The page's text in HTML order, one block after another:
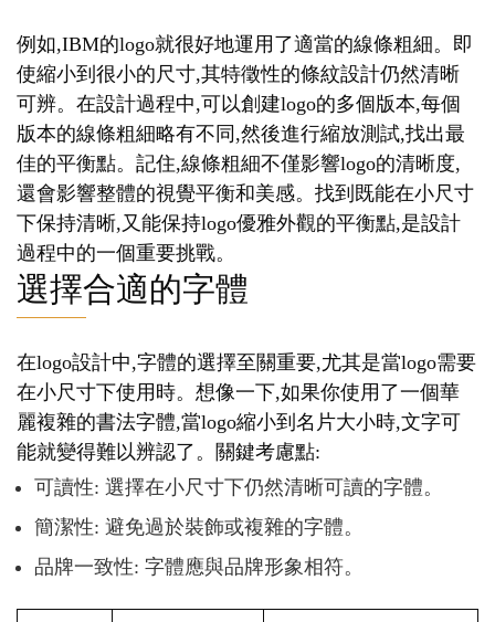
例如,IBM的logo就很好地運用了適當的線條粗細。即
使縮小到很小的尺寸,其特徵性的條紋設計仍然清晰
可辨。在設計過程中,可以創建logo的多個版本,每個
版本的線條粗細略有不同,然後進行縮放測試,找出最
佳的平衡點。記住,線條粗細不僅影響logo的清晰度,
還會影響整體的視覺平衡和美感。找到既能在小尺寸
下保持清晰,又能保持logo優雅外觀的平衡點,是設計
過程中的一個重要挑戰。
選擇合適的字體
在logo設計中,字體的選擇至關重要,尤其是當logo需要
在小尺寸下使用時。想像一下,如果你使用了一個華
麗複雜的書法字體,當logo縮小到名片大小時,文字可
能就變得難以辨認了。關鍵考慮點:
可讀性: 選擇在小尺寸下仍然清晰可讀的字體。
簡潔性: 避免過於裝飾或複雜的字體。
品牌一致性: 字體應與品牌形象相符。